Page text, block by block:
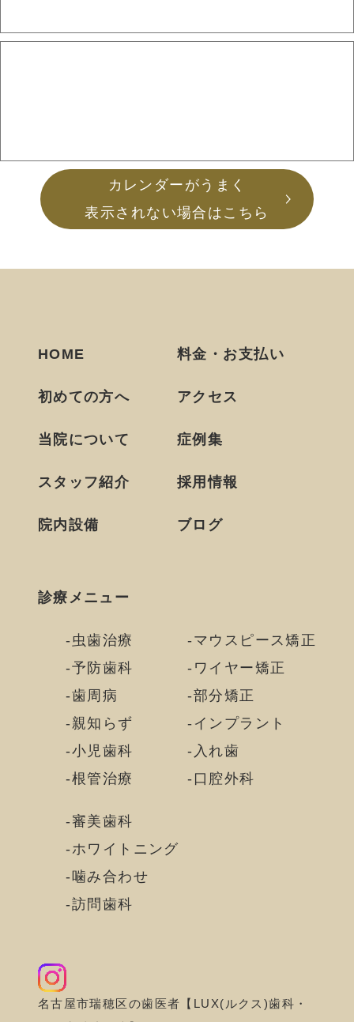
カレンダーがうまく
表示されない場合はこちら
HOME
初めての方へ
当院について
スタッフ紹介
院内設備
料金・お支払い
アクセス
症例集
採用情報
ブログ
診療メニュー
虫歯治療
予防歯科
歯周病
親知らず
小児歯科
根管治療
マウスピース矯正
ワイヤー矯正
部分矯正
インプラント
入れ歯
口腔外科
審美歯科
ホワイトニング
噛み合わせ
訪問歯科
名古屋市瑞穂区の歯医者【LUX(ルクス)歯科・